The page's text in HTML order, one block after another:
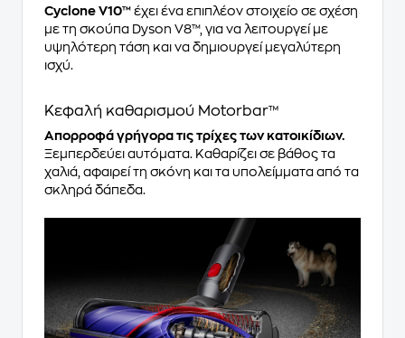
Cyclone V10™ έχει ένα επιπλέον στοιχείο σε σχέση
με τη σκούπα Dyson V8™, για να λειτουργεί με
υψηλότερη τάση και να δημιουργεί μεγαλύτερη
ισχύ.
Κεφαλή καθαρισμού Motorbar™
Απορροφά γρήγορα τις τρίχες των κατοικίδιων.
Ξεμπερδεύει αυτόματα. Καθαρίζει σε βάθος τα
χαλιά, αφαιρεί τη σκόνη και τα υπολείμματα από τα
σκληρά δάπεδα.